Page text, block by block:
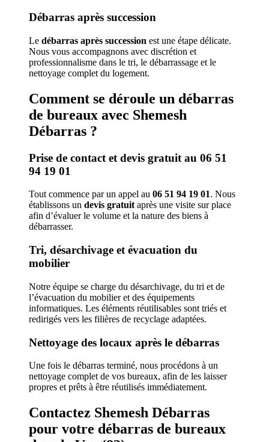
Débarras après succession
Le débarras après succession est une étape délicate.
Nous vous accompagnons avec discrétion et
professionnalisme dans le tri, le débarrassage et le
nettoyage complet du logement.
Comment se déroule un débarras
de bureaux avec Shemesh
Débarras ?
Prise de contact et devis gratuit au 06 51
94 19 01
Tout commence par un appel au 06 51 94 19 01. Nous
établissons un devis gratuitaprès une visite sur place
afin d’évaluer le volume et la nature des biens à
débarrasser.
Tri, désarchivage et évacuation du
mobilier
Notre équipe se charge du désarchivage, du tri et de
l’évacuation du mobilier et des équipements
informatiques. Les éléments réutilisables sont triés et
redirigés vers les filières de recyclage adaptées.
Nettoyage des locaux après le débarras
Une fois le débarras terminé, nous procédons à un
nettoyage complet de vos bureaux, afin de les laisser
propres et prêts à être réutilisés immédiatement.
Contactez Shemesh Débarras
pour votre débarras de bureaux